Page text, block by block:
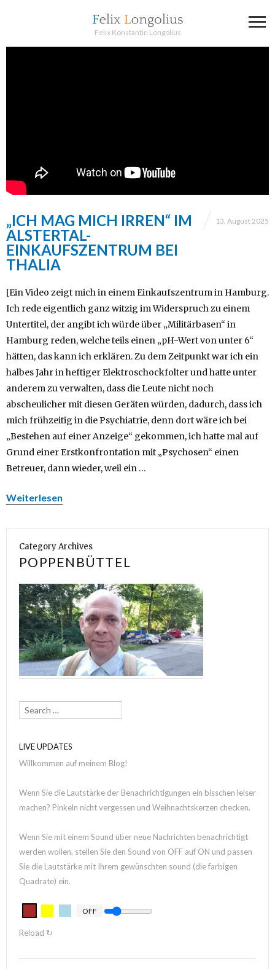
Felix Konstantin Longolius
„ICH MAG MICH IRREN“ IM
ALSTERTAL-
EINKAUFSZENTRUM BEI
THALIA
13. August 2025
[Ein Video zeigt mich in einem Einkaufszentrum in Hamburg.
Ich rede eigentlich ganz witzig im Widerspruch zu einem
Untertitel, der angibt ich würde über „Militärbasen“ in
Hamburg reden, welche teils einen „pH-Wert von unter 6“
hätten, das kann ich erklären. Zu dem Zeitpunkt war ich ein
halbes Jahr in heftiger Elektroschockfolter und hatte unter
anderem zu verwalten, dass die Leute nicht noch
abscheulicher mit diesen Geräten würden, dadurch, dass ich
mich frühzeitig in die Psychiatrie, denn dort wäre ich bei
„Bestehen auf einer Anzeige“ gekommen, ich hatte mal auf
Grund einer Erstkonfrontation mit „Psychosen“ einen
Betreuer, dann wieder, weil ein …
Weiterlesen
Category Archives
POPPENBÜTTEL
Search
LIVE UPDATES
Willkommen auf meinem Blog!
Wenn Sie die Lautstärke der Benachrichtigungen ein bisschen leiser
machen? Pinkeln nicht vergessen und Weihnachtskerzen checken.
Wenn Sie mit einem Sound über neue Nachrichten benachrichtigt
werden wollen, stellen Sie den Sound von OFF auf ON und passen
Sie die Lautstärke mit Ihrem gewünschten sound (die farbigen
Quadrate) ein.
OFF
Reload ↻